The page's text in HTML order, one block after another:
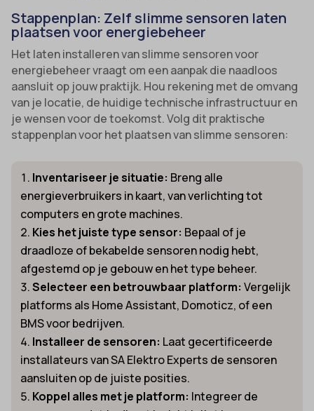
Stappenplan: Zelf slimme sensoren laten
plaatsen voor energiebeheer
Het laten installeren van slimme sensoren voor
energiebeheer vraagt om een aanpak die naadloos
aansluit op jouw praktijk. Hou rekening met de omvang
van je locatie, de huidige technische infrastructuur en
je wensen voor de toekomst. Volg dit praktische
stappenplan voor het plaatsen van slimme sensoren:
Inventariseer je situatie: Breng alle
energieverbruikers in kaart, van verlichting tot
computers en grote machines.
Kies het juiste type sensor: Bepaal of je
draadloze of bekabelde sensoren nodig hebt,
afgestemd op je gebouw en het type beheer.
Selecteer een betrouwbaar platform: Vergelijk
platforms als Home Assistant, Domoticz, of een
BMS voor bedrijven.
Installeer de sensoren: Laat gecertificeerde
installateurs van SA Elektro Experts de sensoren
aansluiten op de juiste posities.
Koppel alles met je platform: Integreer de